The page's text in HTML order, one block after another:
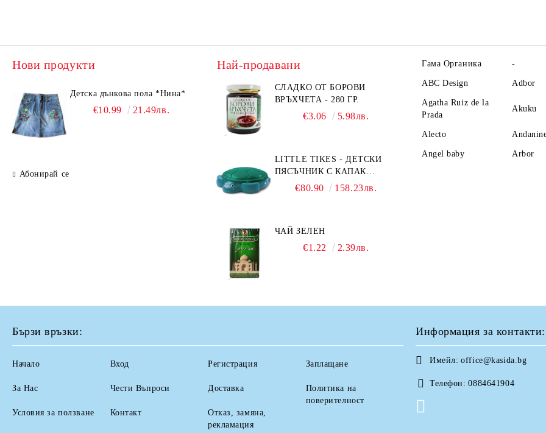
Нови продукти
Детска дънкова пола *Нина*
€10.99 21.49лв.
Абонирай се
Най-продавани
СЛАДКО ОТ БОРОВИ
ВРЪХЧЕТА - 280 ГР.
€3.06 5.98лв.
LITTLE TIKES - ДЕТСКИ
ПЯСЪЧНИК С КАПАК
TURTLE€80.90 158.23лв.
ЧАЙ ЗЕЛЕН
€1.22 2.39лв.
Гама Органика -
ABC Design Adbor
Agatha Ruiz de la
Prada
Akuku
Alecto
Angel baby Arbor
Бързи връзки:
Начало
За Нас
Условия за ползване
Вход
Чести Въпроси
Контакт
Регистрация
Доставка
Отказ, замяна,
рекламация
Заплащане
Политика на
поверителност
Информация за контакти:
Имейл: office@kasida.bg
Телефон: 0884641904